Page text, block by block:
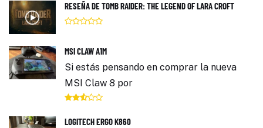
RESEÑA DE TOMB RAIDER: THE LEGEND OF LARA CROFT
MSI CLAW A1M
Si estás pensando en comprar la nueva
MSI Claw 8 por
LOGITECH ERGO K860